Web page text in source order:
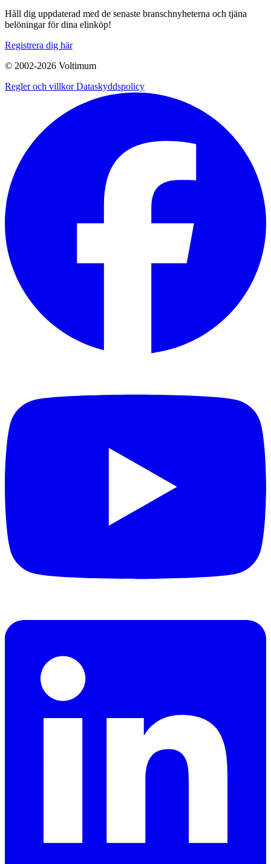
Håll dig uppdaterad med de senaste branschnyheterna och tjäna
belöningar för dina elinköp!
Registrera dig här
© 2002-2026 Voltimum
Regler och villkorDataskyddspolicy